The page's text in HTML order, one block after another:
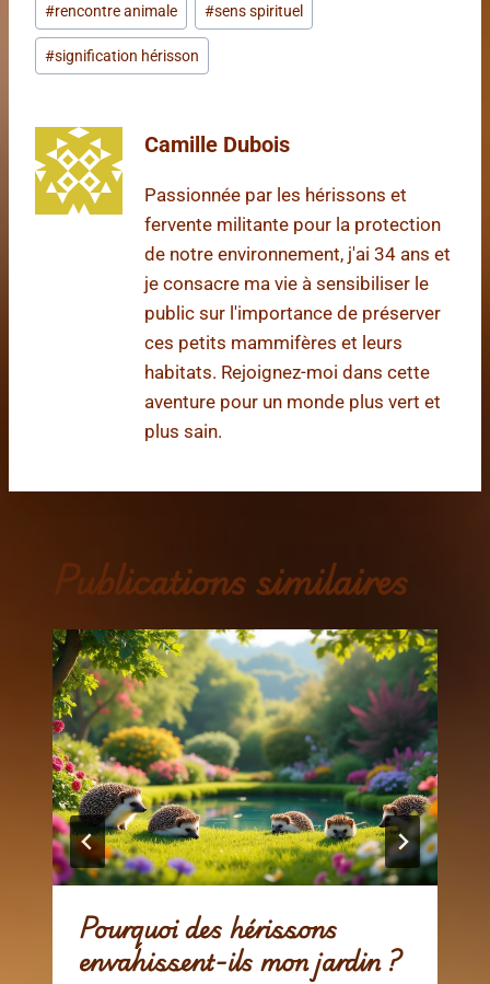
la
publication :
#rencontre animale #sens spirituel
#signification hérisson
Camille Dubois
Passionnée par les hérissons et
fervente militante pour la protection
de notre environnement, j'ai 34 ans et
je consacre ma vie à sensibiliser le
public sur l'importance de préserver
ces petits mammifères et leurs
habitats. Rejoignez-moi dans cette
aventure pour un monde plus vert et
plus sain.
Publications similaires
Pourquoi des hérissons
envahissent-ils mon jardin ?